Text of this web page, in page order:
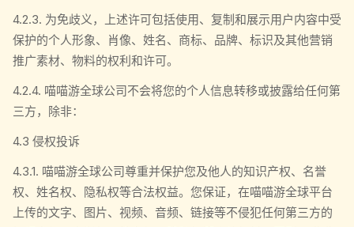
4.2.3. 为免歧义，上述许可包括使用、复制和展示用户内容中受
保护的个人形象、肖像、姓名、商标、品牌、标识及其他营销
推广素材、物料的权利和许可。
4.2.4. 喵喵游全球公司不会将您的个人信息转移或披露给任何第
三方，除非：
4.3 侵权投诉
4.3.1. 喵喵游全球公司尊重并保护您及他人的知识产权、名誉
权、姓名权、隐私权等合法权益。您保证，在喵喵游全球平台
上传的文字、图片、视频、音频、链接等不侵犯任何第三方的